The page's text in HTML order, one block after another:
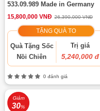
533.09.989 Made in Germany
15,800,000 VNĐ 26,390,000 VNĐ
TẶNG QUÀ TO
Quà Tặng Sốc
Nồi Chiên
Trị giá
5,240,000 đ
0 đánh giá
Giảm
30%